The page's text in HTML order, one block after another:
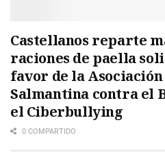
Castellanos reparte
raciones de paella
favor de la Asociación
Salmantina contra el
el Ciberbullying
0 COMPARTIDO